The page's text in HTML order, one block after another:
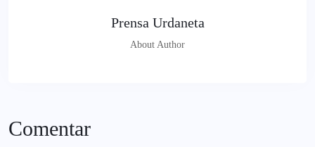
Prensa Urdaneta
About Author
Comentar